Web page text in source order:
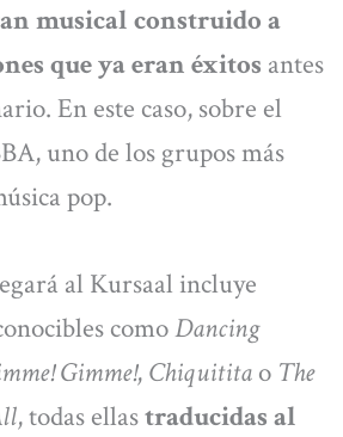
musical construido a
que ya eran éxitos antes
En este caso, sobre el
uno de los grupos más
pop.
al Kursaal incluye
comoDancing
Gimme!, Chiquitita o The
, todas ellastraducidas al